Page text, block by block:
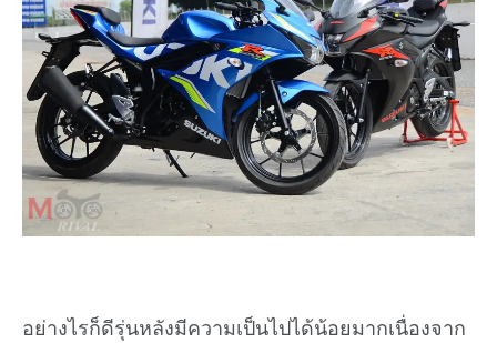
อย่างไรก็ดีรุ่นหลังมีความเป็นไปได้น้อยมากเนื่องจาก